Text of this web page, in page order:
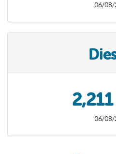
06/08/
06/08/